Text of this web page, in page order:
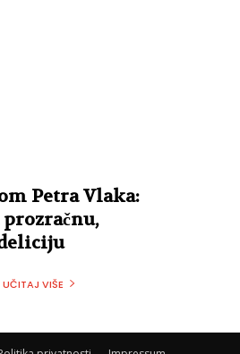
Petra Vlaka:
UČITAJ VIŠE